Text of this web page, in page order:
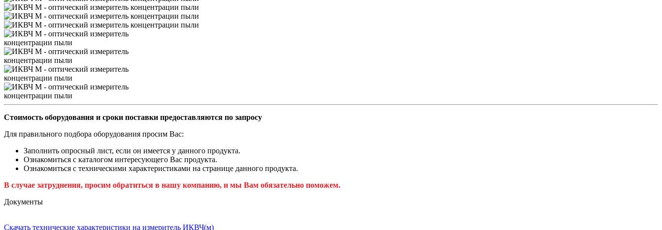
Стоимость оборудования и сроки поставки предоставляются по запросу
Для правильного подбора оборудования просим Вас:
Заполнить опросный лист, если он имеется у данного продукта.
Ознакомиться с каталогом интересующего Вас продукта.
Ознакомиться с техническими характеристиками на странице данного продукта.
В случае затруднения, просим обратиться в нашу компанию, и мы Вам обязательно поможем.
Документы
Скачать технические характеристики на измеритель ИКВЧ(м)